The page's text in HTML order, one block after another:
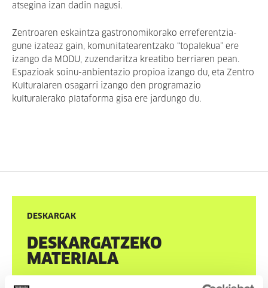
atsegina izan dadin nagusi.
Zentroaren eskaintza gastronomikorako erreferentzia-
gune izateaz gain, komunitatearentzako “topalekua” ere
izango da MODU, zuzendaritza kreatibo berriaren pean.
Espazioak soinu-anbientazio propioa izango du, eta Zentro
Kulturalaren osagarri izango den programazio
kulturalerako plataforma gisa ere jardungo du.
DESKARGAK
DESKARGATZEKO
MATERIALA
Tabakalerako material